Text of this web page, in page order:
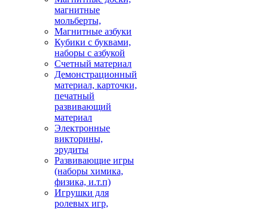
магнитные
мольберты,
Магнитные азбуки
Кубики с буквами,
наборы с азбукой
Счетный материал
Демонстрационный
материал, карточки,
печатный
развивающий
материал
Электронные
викторины,
эрудиты
Развивающие игры
(наборы химика,
физика, и.т.п)
Игрушки для
ролевых игр,